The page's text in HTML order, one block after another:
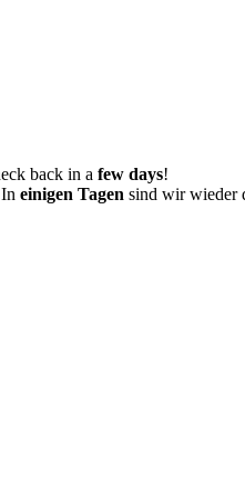
back in a few days!
einigen Tagen sind wir wieder